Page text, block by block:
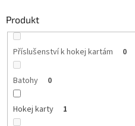
Produkt
Příslušenství k hokej kartám 0
Batohy 0
Hokej karty 1